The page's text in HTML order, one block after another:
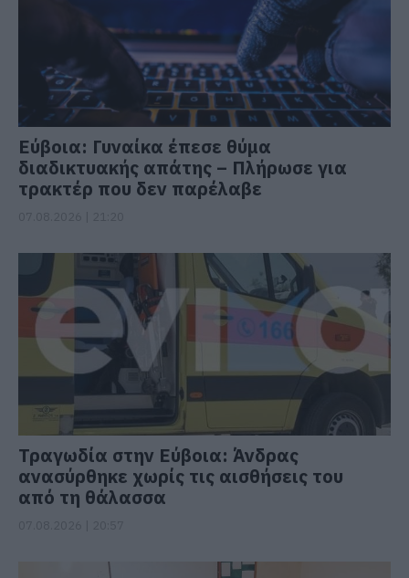
Εύβοια: Γυναίκα έπεσε θύμα
διαδικτυακής απάτης – Πλήρωσε για
τρακτέρ που δεν παρέλαβε
Τραγωδία στην Εύβοια: Άνδρας
ανασύρθηκε χωρίς τις αισθήσεις του
από τη θάλασσα